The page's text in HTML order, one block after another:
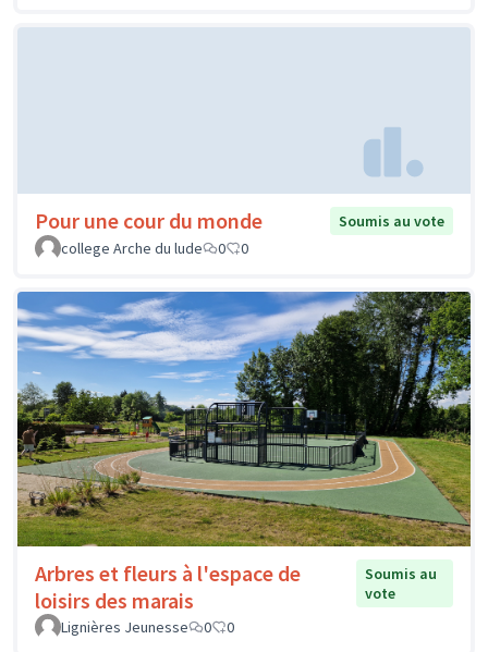
Pour une cour du monde
Soumis au vote
college Arche du lude
0 0
Arbres et fleurs à l'espace de
loisirs des marais
Soumis au
vote
Lignières Jeunesse
0 0